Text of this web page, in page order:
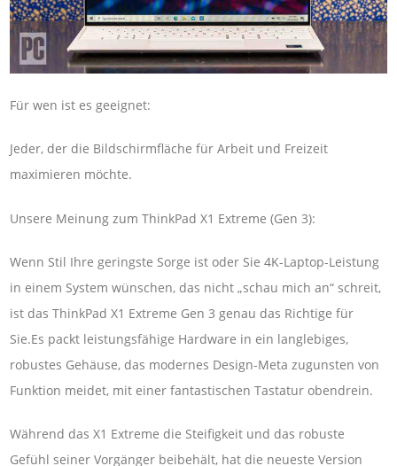
Für wen ist es geeignet:
Jeder, der die Bildschirmfläche für Arbeit und Freizeit
maximieren möchte.
Unsere Meinung zum ThinkPad X1 Extreme (Gen 3):
Wenn Stil Ihre geringste Sorge ist oder Sie 4K-Laptop-Leistung
in einem System wünschen, das nicht „schau mich an“ schreit,
ist das ThinkPad X1 Extreme Gen 3 genau das Richtige für
Sie.Es packt leistungsfähige Hardware in ein langlebiges,
robustes Gehäuse, das modernes Design-Meta zugunsten von
Funktion meidet, mit einer fantastischen Tastatur obendrein.
Während das X1 Extreme die Steifigkeit und das robuste
Gefühl seiner Vorgänger beibehält, hat die neueste Version